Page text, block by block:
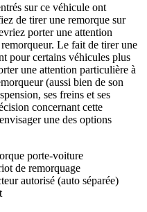
sur ce véhicule ont
de tirer une remorque sur
porter une attention
Le fait de tirer une
pour certains véhicules plus
une attention particulière à
(aussi bien de son
ses freins et ses
concernant cette
une des options
porte-voiture
de remorquage
autorisé (auto séparée)